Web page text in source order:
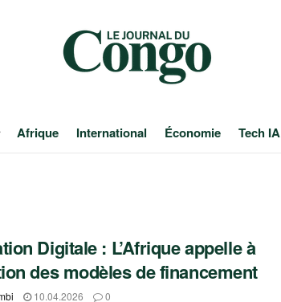
Afrique International Économie Tech IA
Digitale : L’Afrique appelle à
des modèles de financement
10.04.2026 0